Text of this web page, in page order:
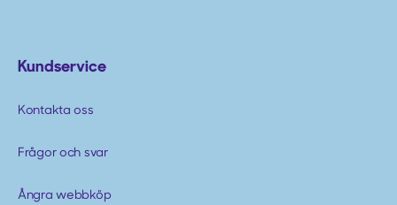
Kundservice
Kontakta oss
Frågor och svar
Ångra webbköp